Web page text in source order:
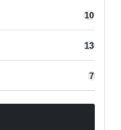
10
13
7